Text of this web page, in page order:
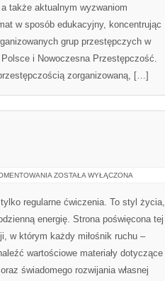
także aktualnym wyzwaniom
w sposób edukacyjny, koncentrując
grup przestępczych w
i Nowoczesna Przestępczość.
zorganizowaną, […]
KARDIO
ZOSTAŁA WYŁĄCZONA
regularne ćwiczenia. To styl życia,
energię. Strona poświęcona tej
w którym każdy miłośnik ruchu –
wartościowe materiały dotyczące
świadomego rozwijania własnej